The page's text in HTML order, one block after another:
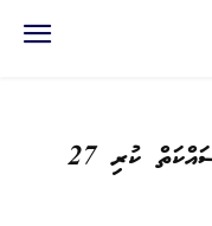
ފުޑް ކޯޓުތަކުގައި ޤަވާއިދާ ޚިލާފަށް މަސައްކަތް ކުރި 27